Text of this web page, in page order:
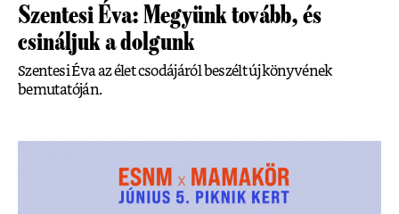
Szentesi Éva: Megyünk tovább, és
csináljuk a dolgunk
Szentesi Éva az élet csodájáról beszélt új könyvének
bemutatóján.